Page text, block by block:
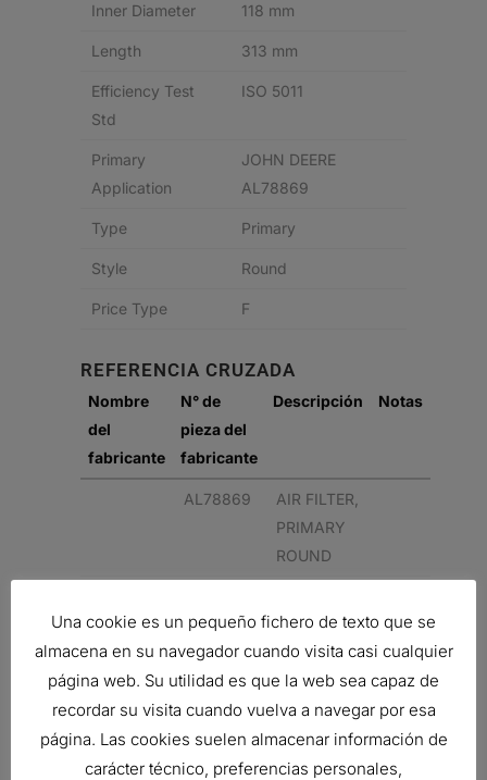
Inner Diameter 118 mm
Length 313 mm
Efficiency Test
Std
ISO 5011
Primary
Application
JOHN DEERE
AL78869
Type Primary
Style Round
Price Type F
REFERENCIA CRUZADA
Nombre
del
fabricante
N° de
pieza del
fabricante
Descripción Notas
AL78869
AIR FILTER,
PRIMARY
ROUND
PRIMARY
ROUND
JOHN
DEERE
AL78869
AIR FILTER,
PRIMARY
ROUND
Una cookie es un pequeño fichero de texto que se
almacena en su navegador cuando visita casi cualquier
página web. Su utilidad es que la web sea capaz de
recordar su visita cuando vuelva a navegar por esa
página. Las cookies suelen almacenar información de
carácter técnico, preferencias personales,